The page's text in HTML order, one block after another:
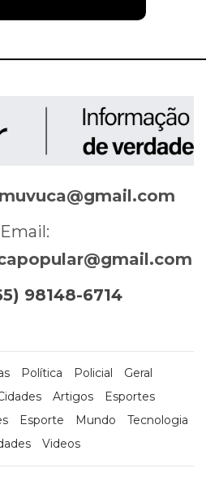
Email:
98148-6714
Política Policial
Geral
Artigos
Esportes
Esporte Mundo
Tecnologia
Videos